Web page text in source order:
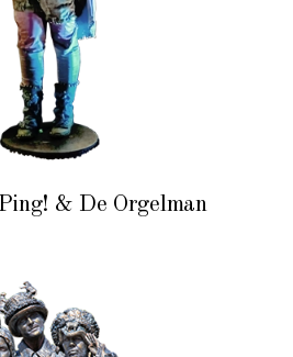
& De Orgelman